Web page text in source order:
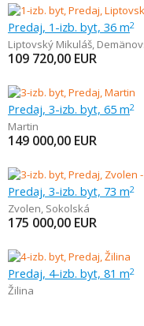
Predaj, 1-izb. byt, 36 m2
Liptovský Mikuláš,
109 720,00 EUR
Predaj, 3-izb. byt, 65 m2
Martin
149 000,00 EUR
Predaj, 3-izb. byt, 73 m2
Zvolen, Sokolská
175 000,00 EUR
Predaj, 4-izb. byt, 81 m2
Žilina